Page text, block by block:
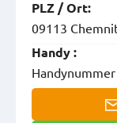
PLZ / Ort:
09113
Handy :